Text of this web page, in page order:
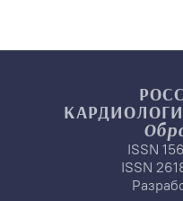
ISSN
ISSN